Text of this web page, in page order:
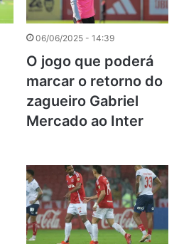
06/06/2025 - 14:39
O jogo que poderá
marcar o retorno do
zagueiro Gabriel
Mercado ao Inter